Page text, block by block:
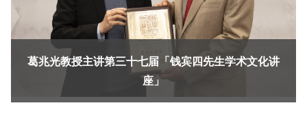
葛兆光教授主讲第三十七届「钱宾四先生学术文化讲
座」